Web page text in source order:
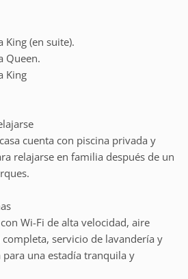
King (en suite).
Queen.
King
cuenta con piscina privada y
relajarse en familia después de un
Wi-Fi de alta velocidad, aire
servicio de lavandería y
una estadía tranquila y